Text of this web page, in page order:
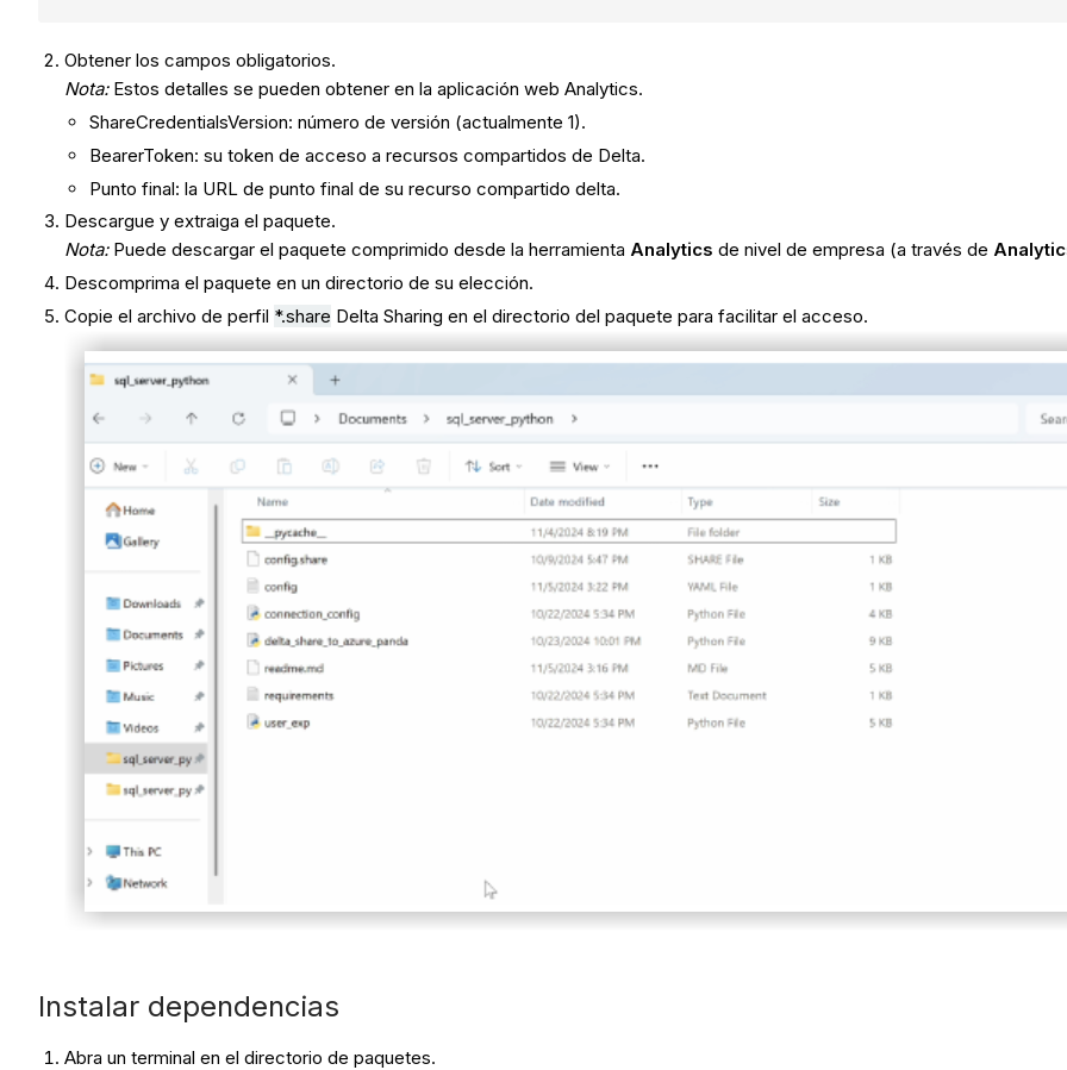
Obtener los campos obligatorios.
Nota:Estos detalles se pueden obtener en la aplicación web Analytics.
ShareCredentialsVersion: número de versión (actualmente 1).
BearerToken: su token de acceso a recursos compartidos de Delta.
Punto final: la URL de punto final de su recurso compartido delta.
Descargue y extraiga el paquete.
Nota:Puede descargar el paquete comprimido desde la herramienta Analytics de nivel de empresa (a través de
Descomprima el paquete en un directorio de su elección.
Copie el archivo de perfil *.share Delta Sharing en el directorio del paquete para facilitar el acceso.
Instalar dependencias
Abra un terminal en el directorio de paquetes.